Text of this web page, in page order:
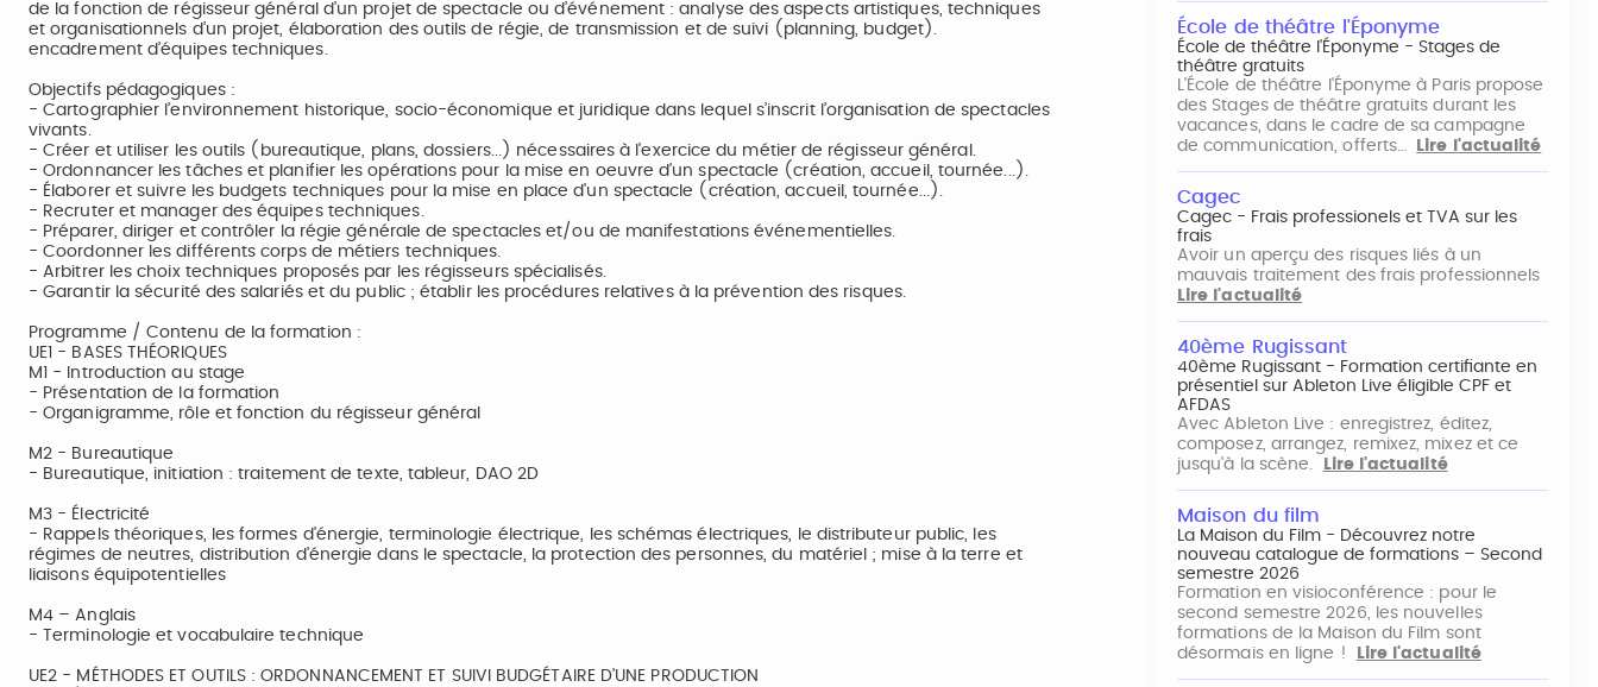
de la fonction de régisseur général d’un projet de spectacle ou d’événement : analyse des aspects artistiques, techniques
et organisationnels d’un projet, élaboration des outils de régie, de transmission et de suivi (planning, budget).
encadrement d’équipes techniques.
Objectifs pédagogiques :
- Cartographier l’environnement historique, socio-économique et juridique dans lequel s’inscrit l’organisation de spectacles
vivants.
- Créer et utiliser les outils (bureautique, plans, dossiers...) nécessaires à l'exercice du métier de régisseur général.
- Ordonnancer les tâches et planifier les opérations pour la mise en oeuvre d'un spectacle (création, accueil, tournée...).
- Élaborer et suivre les budgets techniques pour la mise en place d'un spectacle (création, accueil, tournée...).
- Recruter et manager des équipes techniques.
- Préparer, diriger et contrôler la régie générale de spectacles et/ou de manifestations événementielles.
- Coordonner les différents corps de métiers techniques.
- Arbitrer les choix techniques proposés par les régisseurs spécialisés.
- Garantir la sécurité des salariés et du public ; établir les procédures relatives à la prévention des risques.
Programme / Contenu de la formation :
UE1 - BASES THÉORIQUES
M1 - Introduction au stage
- Présentation de la formation
- Organigramme, rôle et fonction du régisseur général
M2 - Bureautique
- Bureautique, initiation : traitement de texte, tableur, DAO 2D
M3 - Électricité
- Rappels théoriques, les formes d'énergie, terminologie électrique, les schémas électriques, le distributeur public, les
régimes de neutres, distribution d'énergie dans le spectacle, la protection des personnes, du matériel ; mise à la terre et
liaisons équipotentielles
M4 – Anglais
- Terminologie et vocabulaire technique
UE2 - MÉTHODES ET OUTILS : ORDONNANCEMENT ET SUIVI BUDGÉTAIRE D'UNE PRODUCTION
École de théâtre l'Éponyme
École de théâtre l'Éponyme - Stages de
théâtre gratuits
L'École de théâtre l'Éponyme à Paris propose
des Stages de théâtre gratuits durant les
vacances, dans le cadre de sa campagne
de communication, offerts…
Lire l'actualité
Cagec
Cagec - Frais professionels et TVA sur les
frais
Avoir un aperçu des risques liés à un
mauvais traitement des frais professionnels
Lire l'actualité
40ème Rugissant
40ème Rugissant - Formation certifiante en
présentiel sur Ableton Live éligible CPF et
AFDAS
Avec Ableton Live : enregistrez, éditez,
composez, arrangez, remixez, mixez et ce
jusqu'à la scène.
Lire l'actualité
Maison du film
La Maison du Film - Découvrez notre
nouveau catalogue de formations – Second
semestre 2026
Formation en visioconférence : pour le
second semestre 2026, les nouvelles
formations de la Maison du Film sont
désormais en ligne !
Lire l'actualité